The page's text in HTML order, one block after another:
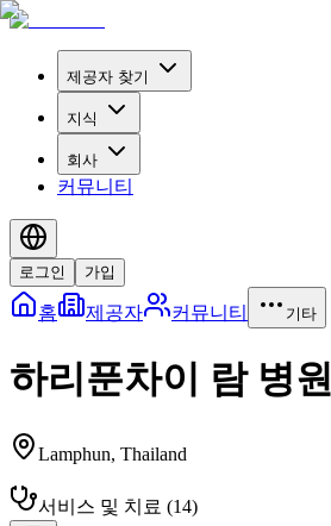
제공자 찾기
지식
회사
커뮤니티
로그인 가입
홈 제공자 커뮤니티 기타
하리푼차이 람 병원
Lamphun, Thailand
서비스 및 치료 (14)